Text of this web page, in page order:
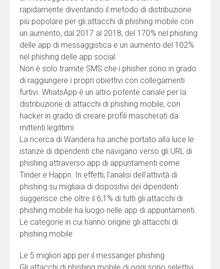
rapidamente diventando il metodo di distribuzione
più popolare per gli attacchi di phishing mobile con
un aumento, dal 2017 al 2018, del 170% nel phishing
delle app di messaggistica e un aumento del 102%
nel phishing delle app social.
Non è solo tramite SMS che i phisher sono in grado
di raggiungere i propri obiettivi con collegamenti
furtivi. WhatsApp è un altro potente canale per la
distribuzione di attacchi di phishing mobile, con
hacker in grado di creare profili mascherati da
mittenti legittimi.
La ricerca di Wandera ha anche portato alla luce le
istanze di dipendenti che navigano verso gli URL di
phishing attraverso app di appuntamenti come
Tinder e Happn. In effetti, l’analisi dell’attività di
phishing su migliaia di dispositivi dei dipendenti
suggerisce che oltre il 6,1% di tutti gli attacchi di
phishing mobile ha luogo nelle app di appuntamenti.
Le categorie in cui hanno origine gli attacchi di
phishing mobile
Le 5 migliori app per il messanger phishing